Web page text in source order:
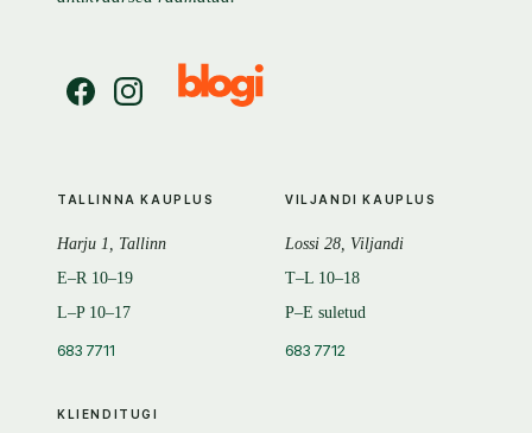
KLIENDITUGI
TALLINNA KAUPLUS
Harju 1, Tallinn
E–R 10–19
L–P 10–17
683 7711
VILJANDI KAUPLUS
Lossi 28, Viljandi
T–L 10–18
P–E suletud
683 7712